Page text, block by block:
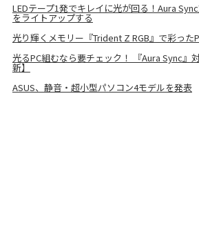
LEDテープ1発でキレイに光が回る！Aura Sync
をライトアップする
光り輝くメモリー『Trident Z RGB』で彩った
光るPC組むなら要チェック！ 『Aura Sync』
新】
ASUS、静音・超小型パソコン4モデルを発表